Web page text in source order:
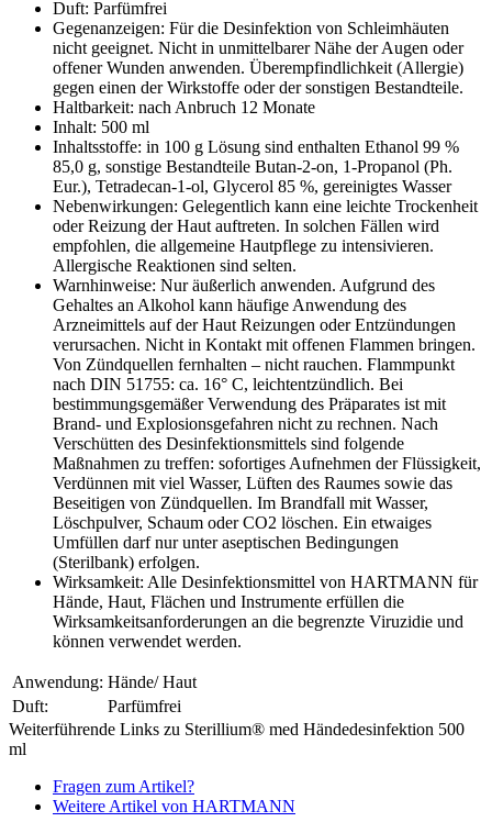
Duft: Parfümfrei
Gegenanzeigen: Für die Desinfektion von Schleimhäuten
nicht geeignet. Nicht in unmittelbarer Nähe der Augen oder
offener Wunden anwenden. Überempfindlichkeit (Allergie)
gegen einen der Wirkstoffe oder der sonstigen Bestandteile.
Haltbarkeit: nach Anbruch 12 Monate
Inhalt: 500 ml
Inhaltsstoffe: in 100 g Lösung sind enthalten Ethanol 99 %
85,0 g, sonstige Bestandteile Butan-2-on, 1-Propanol (Ph.
Eur.), Tetradecan-1-ol, Glycerol 85 %, gereinigtes Wasser
Nebenwirkungen: Gelegentlich kann eine leichte Trockenheit
oder Reizung der Haut auftreten. In solchen Fällen wird
empfohlen, die allgemeine Hautpflege zu intensivieren.
Allergische Reaktionen sind selten.
Warnhinweise: Nur äußerlich anwenden. Aufgrund des
Gehaltes an Alkohol kann häufige Anwendung des
Arzneimittels auf der Haut Reizungen oder Entzündungen
verursachen. Nicht in Kontakt mit offenen Flammen bringen.
Von Zündquellen fernhalten – nicht rauchen. Flammpunkt
nach DIN 51755: ca. 16° C, leichtentzündlich. Bei
bestimmungsgemäßer Verwendung des Präparates ist mit
Brand- und Explosionsgefahren nicht zu rechnen. Nach
Verschütten des Desinfektionsmittels sind folgende
Maßnahmen zu treffen: sofortiges Aufnehmen der Flüssigkeit,
Verdünnen mit viel Wasser, Lüften des Raumes sowie das
Beseitigen von Zündquellen. Im Brandfall mit Wasser,
Löschpulver, Schaum oder CO2 löschen. Ein etwaiges
Umfüllen darf nur unter aseptischen Bedingungen
(Sterilbank) erfolgen.
Wirksamkeit: Alle Desinfektionsmittel von HARTMANN für
Hände, Haut, Flächen und Instrumente erfüllen die
Wirksamkeitsanforderungen an die begrenzte Viruzidie und
können verwendet werden.
Anwendung: Hände/ Haut
Duft:
Parfümfrei
Weiterführende Links zu Sterillium® med Händedesinfektion 500
ml
Fragen zum Artikel?
Weitere Artikel von HARTMANN